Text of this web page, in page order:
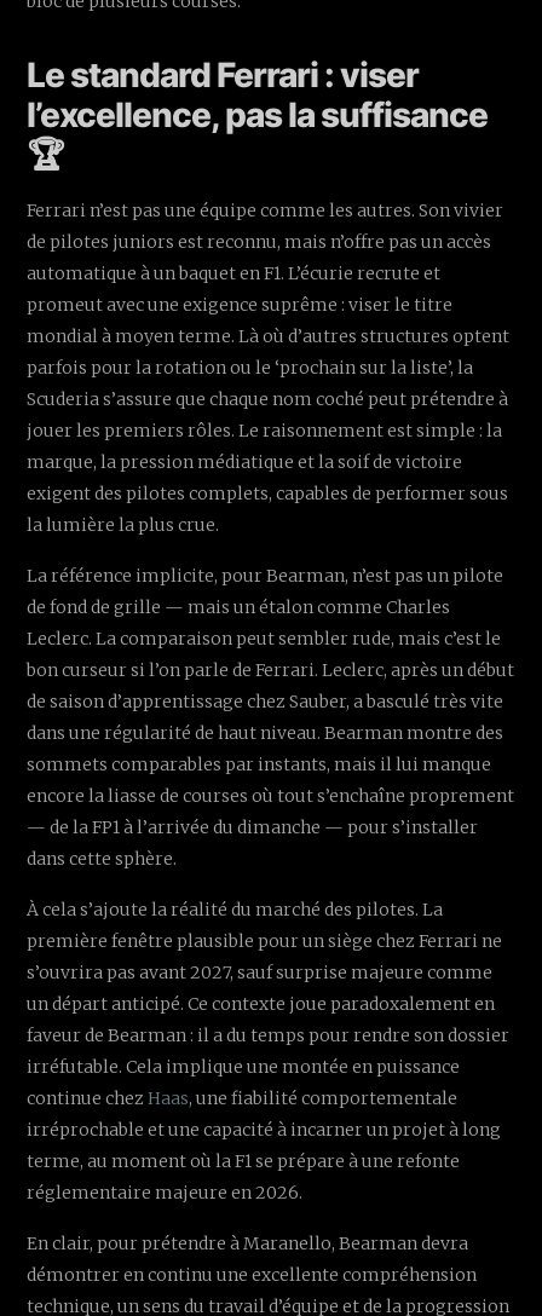
Le standard Ferrari : viser
l’excellence, pas la suffisance
🏆
Ferrari n’est pas une équipe comme les autres. Son vivier
de pilotes juniors est reconnu, mais n’offre pas un accès
automatique à un baquet en F1. L’écurie recrute et
promeut avec une exigence suprême : viser le titre
mondial à moyen terme. Là où d’autres structures optent
parfois pour la rotation ou le ‘prochain sur la liste’, la
Scuderia s’assure que chaque nom coché peut prétendre à
jouer les premiers rôles. Le raisonnement est simple : la
marque, la pression médiatique et la soif de victoire
exigent des pilotes complets, capables de performer sous
la lumière la plus crue.
La référence implicite, pour Bearman, n’est pas un pilote
de fond de grille — mais un étalon comme Charles
Leclerc. La comparaison peut sembler rude, mais c’est le
bon curseur si l’on parle de Ferrari. Leclerc, après un début
de saison d’apprentissage chez Sauber, a basculé très vite
dans une régularité de haut niveau. Bearman montre des
sommets comparables par instants, mais il lui manque
encore la liasse de courses où tout s’enchaîne proprement
— de la FP1 à l’arrivée du dimanche — pour s’installer
dans cette sphère.
À cela s’ajoute la réalité du marché des pilotes. La
première fenêtre plausible pour un siège chez Ferrari ne
s’ouvrira pas avant 2027, sauf surprise majeure comme
un départ anticipé. Ce contexte joue paradoxalement en
faveur de Bearman : il a du temps pour rendre son dossier
irréfutable. Cela implique une montée en puissance
continue chezHaas, une fiabilité comportementale
irréprochable et une capacité à incarner un projet à long
terme, au moment où la F1 se prépare à une refonte
réglementaire majeure en 2026.
En clair, pour prétendre à Maranello, Bearman devra
démontrer en continu une excellente compréhension
technique, un sens du travail d’équipe et de la progression